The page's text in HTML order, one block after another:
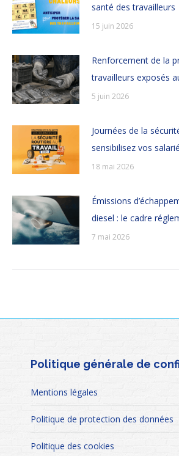
santé des travailleurs
15 juin 2026
Renforcement de la
travailleurs exposés
5 juin 2026
Journées de la
sensibilisez vos
18 mai 2026
Émissions
diesel : le cadre
7 mai 2026
Politique générale de
Mentions légales
Politique de protection des données
Politique des cookies